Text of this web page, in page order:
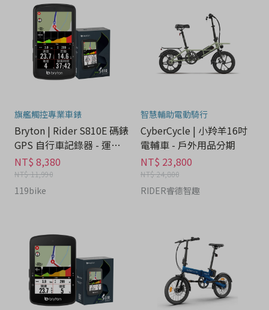
旗艦觸控專業車錶
Bryton | Rider S810E 碼錶
GPS 自行車記錄器 - 運動
器材分期
NT$ 8,380
NT$ 11,990
119bike
智慧輔助電動騎行
CyberCycle | 小羚羊16吋
電輔車 - 戶外用品分期
NT$ 23,800
NT$ 24,800
RIDER睿德智趣